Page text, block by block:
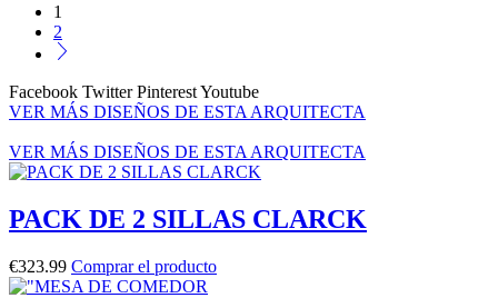
1
2
Facebook Twitter PinterestYoutube
VER MÁS DISEÑOS DE ESTA ARQUITECTA
VER MÁS DISEÑOS DE ESTA ARQUITECTA
PACK DE 2 SILLAS CLARCK
€323.99 Comprar el producto